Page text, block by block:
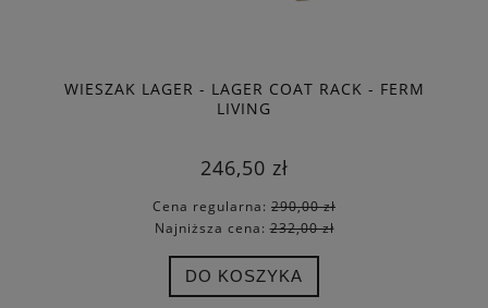
WIESZAK LAGER - LAGER COAT RACK - FERM
LIVING
246,50 zł
Cena regularna: 290,00 zł
Najniższa cena:232,00 zł
DO KOSZYKA